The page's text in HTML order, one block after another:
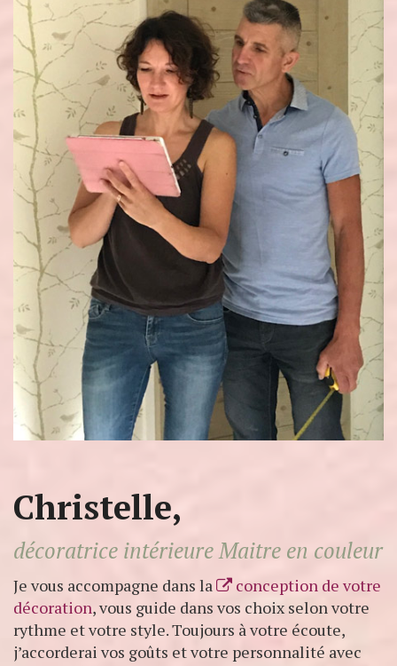
Christelle,
décoratrice intérieure Maitre en couleur
Je vous accompagne dans la
conception de votre
décoration, vous guide dans vos choix selon votre
rythme et votre style. Toujours à votre écoute,
j’accorderai vos goûts et votre personnalité avec